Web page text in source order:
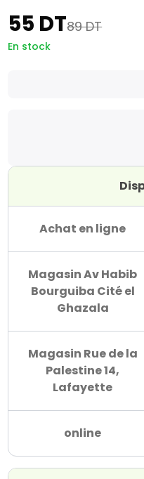
55 DT89 DT
En stock
Achat en ligne
Magasin Av Habib
Bourguiba Cité el
Ghazala
Magasin Rue de la
Palestine 14,
Lafayette
online